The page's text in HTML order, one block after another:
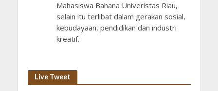
Mahasiswa Bahana Univeristas Riau,
selain itu terlibat dalam gerakan sosial,
kebudayaan, pendidikan dan industri
kreatif.
Live Tweet